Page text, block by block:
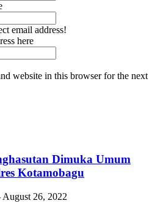
email address!
here
website in this browser for the next
Dimuka Umum
Kotamobagu
August 26, 2022